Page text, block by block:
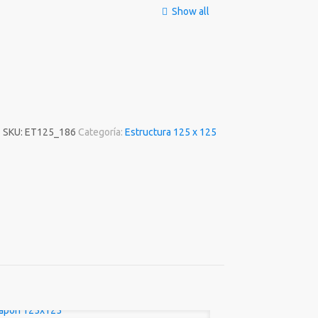
Show all
SKU:ET125_186 Categoría:Estructura 125 x 125